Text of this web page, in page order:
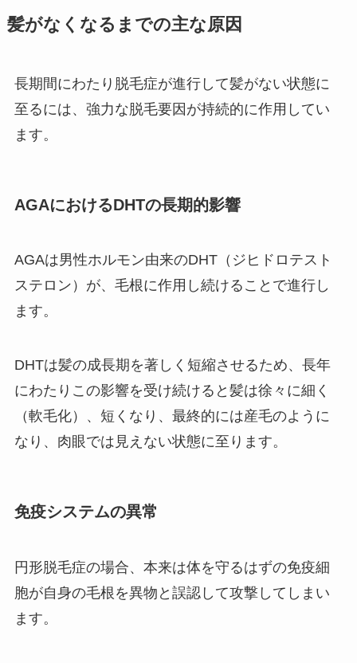
髪がなくなるまでの主な原因
長期間にわたり脱毛症が進行して髪がない状態に
至るには、強力な脱毛要因が持続的に作用してい
ます。
AGAにおけるDHTの長期的影響
AGAは男性ホルモン由来のDHT（ジヒドロテスト
ステロン）が、毛根に作用し続けることで進行し
ます。
DHTは髪の成長期を著しく短縮させるため、長年
にわたりこの影響を受け続けると髪は徐々に細く
（軟毛化）、短くなり、最終的には産毛のように
なり、肉眼では見えない状態に至ります。
免疫システムの異常
円形脱毛症の場合、本来は体を守るはずの免疫細
胞が自身の毛根を異物と誤認して攻撃してしまい
ます。